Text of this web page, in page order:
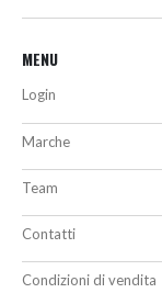
MENU
Login
Marche
Team
Contatti
Condizioni di vendita